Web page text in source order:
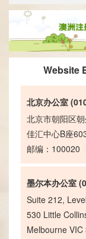
Website
北京办公室
北京市朝阳区
佳汇中心B座
邮编：100020
墨尔本办公室
Suite 212,
530 Little
Melbourne